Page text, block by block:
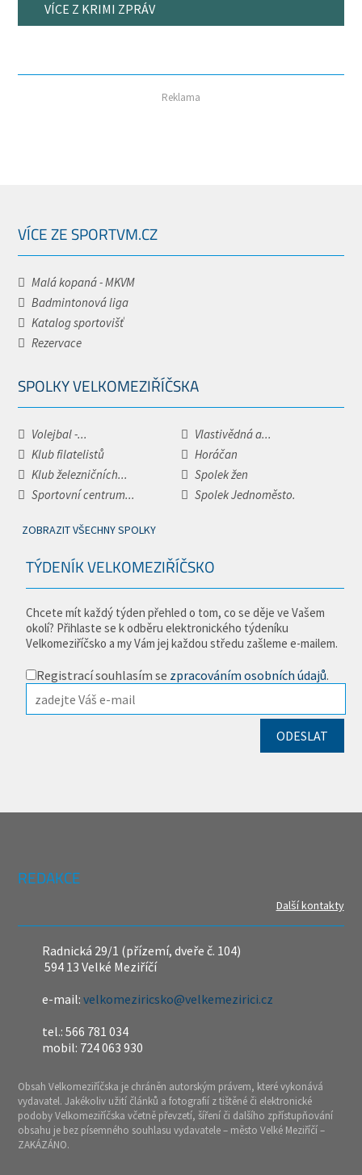
VÍCE Z KRIMI ZPRÁV
Reklama
VÍCE ZE SPORTVM.CZ
Malá kopaná - MKVM
Badmintonová liga
Katalog sportovišť
Rezervace
SPOLKY VELKOMEZIŘÍČSKA
Volejbal -...
Vlastivědná a...
Klub filatelistů
Horáčan
Klub železničních...
Spolek žen
Sportovní centrum...
Spolek Jednoměsto.
ZOBRAZIT VŠECHNY SPOLKY
TÝDENÍK VELKOMEZIŘÍČSKO
Chcete mít každý týden přehled o tom, co se děje ve Vašem
okolí? Přihlaste se k odběru elektronického týdeníku
Velkomeziříčsko a my Vám jej každou středu zašleme e-mailem.
Registrací souhlasím se zpracováním osobních údajů.
REDAKCE
Další kontakty
Radnická 29/1 (přízemí, dveře č. 104)
594 13 Velké Meziříčí
e-mail:velkomeziricsko@velkemezirici.cz
tel.: 566 781 034
mobil: 724 063 930
Obsah Velkomeziříčska je chráněn autorským právem, které vykonává
vydavatel. Jakékoliv užití článků a fotografií z tištěné či elektronické
podoby Velkomeziříčska včetně převzetí, šíření či dalšího zpřístupňování
obsahu je bez písemného souhlasu vydavatele – město Velké Meziříčí –
ZAKÁZÁNO.